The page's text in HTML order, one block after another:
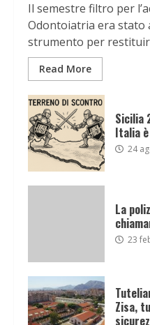
Il semestre filtro per
Odontoiatria era stato
strumento per
Read More
Sicilia
Italia
24
La
23
Zisa,